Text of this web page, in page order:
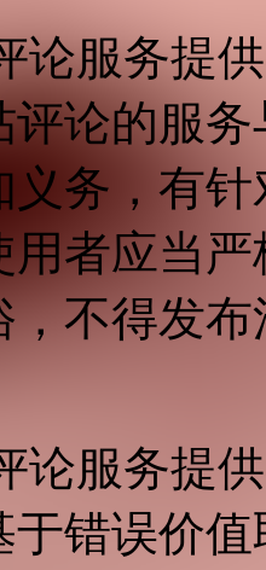
论服务提
评论的服
义务，有
用者应当
，不得发
论服务提
于错误价